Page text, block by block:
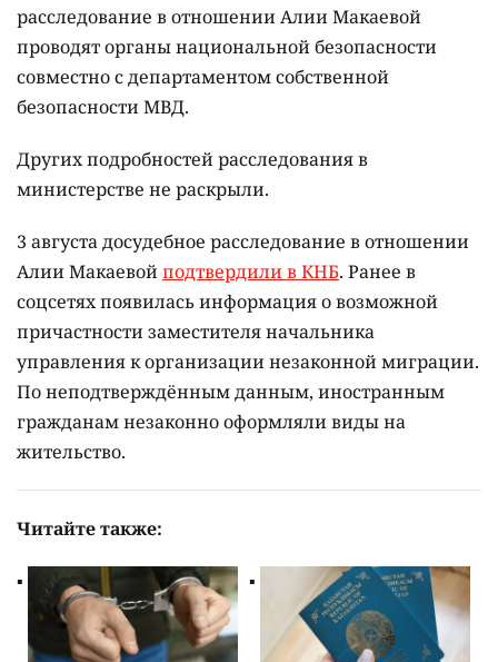
расследование в отношении Алии Макаевой
проводят органы национальной безопасности
совместно с департаментом собственной
безопасности МВД.
Других подробностей расследования в
министерстве не раскрыли.
3 августа досудебное расследование в отношении
Алии Макаевойподтвердили в КНБ. Ранее в
соцсетях появилась информация о возможной
причастности заместителя начальника
управления к организации незаконной миграции.
По неподтверждённым данным, иностранным
гражданам незаконно оформляли виды на
жительство.
Читайте также: